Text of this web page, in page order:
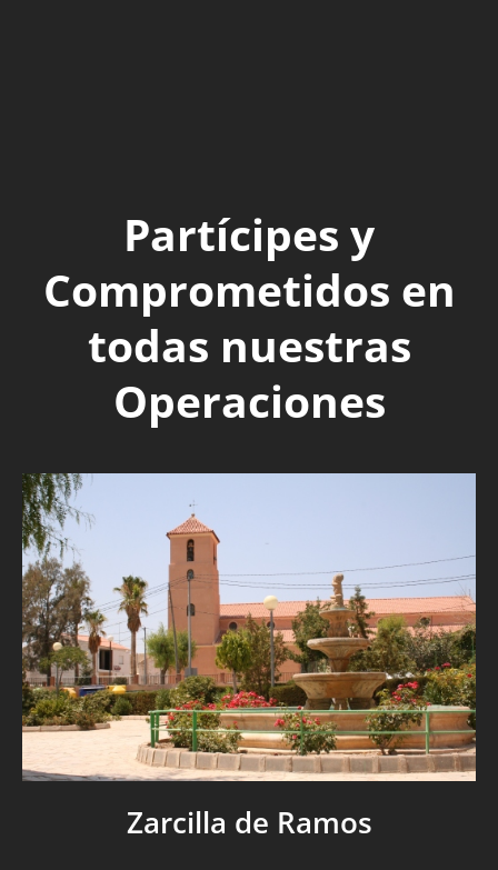
Partícipes y
Comprometidos en
todas nuestras
Operaciones
Zarcilla de Ramos